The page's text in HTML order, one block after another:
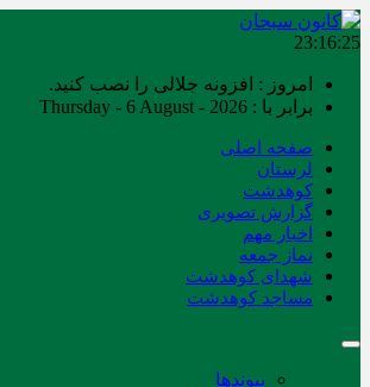
23:16:26
امروز : افزونه جلالی را نصب کنید.
برابر با : Thursday - 6 August - 2026
صفحه اصلی
لرستان
کوهدشت
گزارش تصویری
اخبار مهم
نماز جمعه
شهدای کوهدشت
مساجد کوهدشت
پیوندها